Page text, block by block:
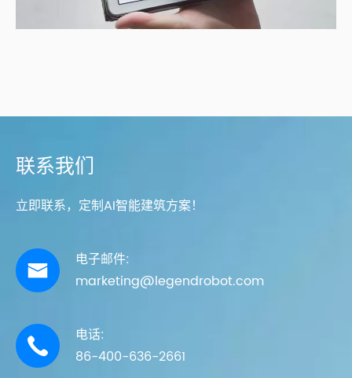
联系我们
立即联系，定制AI智能建筑方案！

电子邮件:
marketing@legendrobot.com

电话:
86-400-636-2661